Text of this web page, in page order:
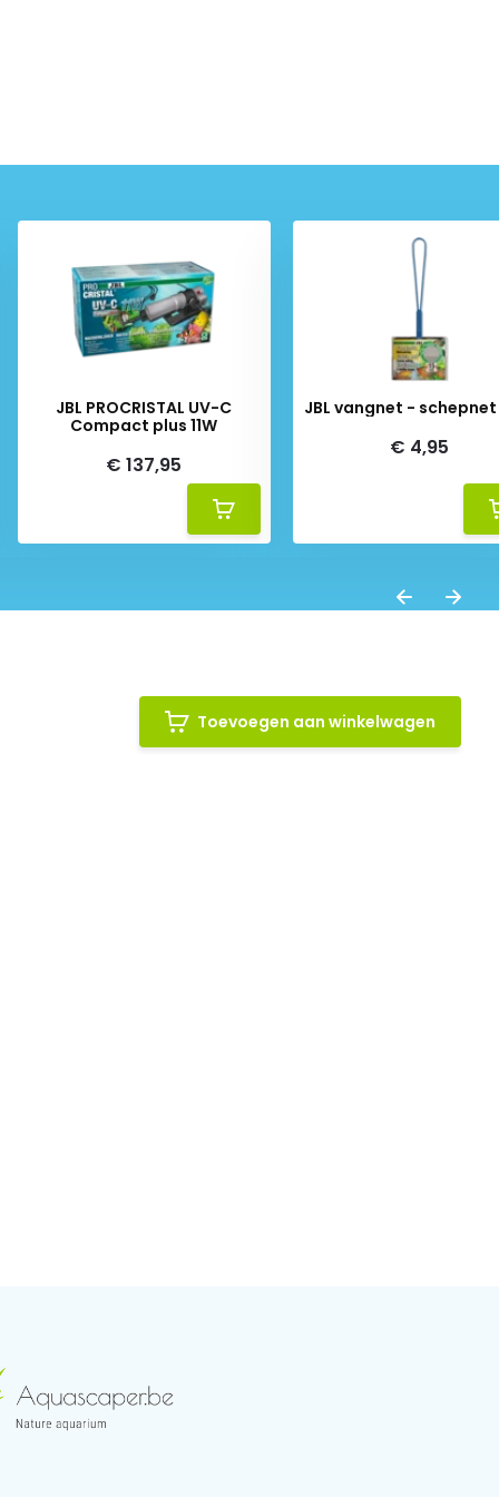
JBL PROCRISTAL UV-C
Compact plus 11W
€ 137,95
JBL vangnet -
€ 4,95
Toevoegen aan winkelwagen